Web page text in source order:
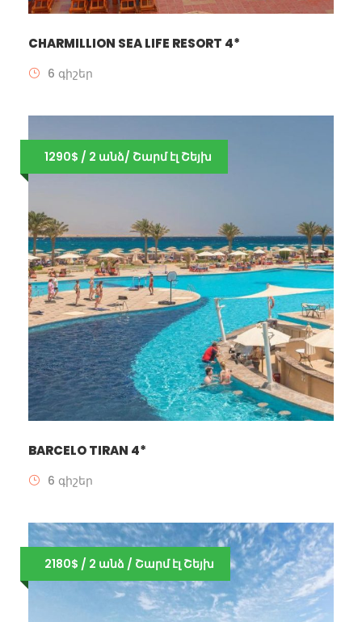
CHARMILLION SEA LIFE RESORT 4*
6 գիշեր
1290$ / 2 անձ/ Շարմ էլ Շեյխ
BARCELO TIRAN 4*
6 գիշեր
2180$ / 2 անձ / Շարմ էլ Շեյխ